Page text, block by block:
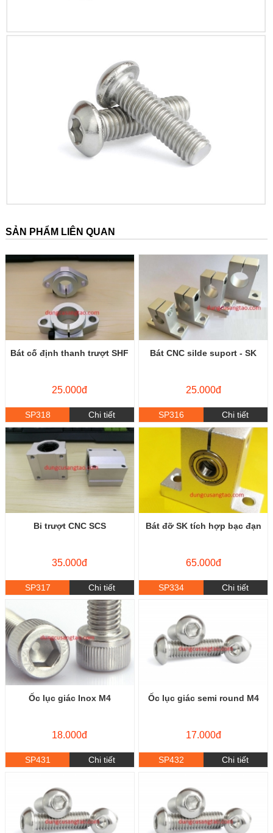
SẢN PHẨM LIÊN QUAN
Bát cố định thanh trượt SHF
25.000đ
SP318 Chi tiết
Bát CNC silde suport - SK
25.000đ
SP316 Chi tiết
Bi trượt CNC SCS
35.000đ
SP317 Chi tiết
Bát đỡ SK tích hợp bạc đạn
65.000đ
SP334 Chi tiết
Ốc lục giác Inox M4
18.000đ
SP431 Chi tiết
Ốc lục giác semi round M4
17.000đ
SP432 Chi tiết